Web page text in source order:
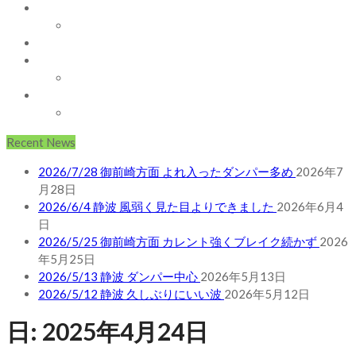
Recent News
2026/7/28 御前崎方面 よれ入ったダンパー多め 2026年7
月28日
2026/6/4 静波 風弱く見た目よりできました 2026年6月4
日
2026/5/25 御前崎方面 カレント強くブレイク続かず 2026
年5月25日
2026/5/13 静波 ダンパー中心 2026年5月13日
2026/5/12 静波 久しぶりにいい波 2026年5月12日
日: 2025年4月24日